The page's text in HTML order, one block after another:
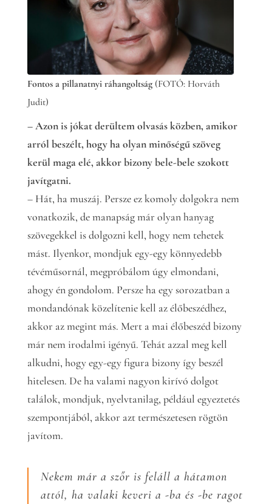
Fontos a pillanatnyi ráhangoltság(FOTÓ: Horváth
Judit)
– Azon is jókat derültem olvasás közben, amikor
arról beszélt, hogy ha olyan minőségű szöveg
kerül maga elé, akkor bizony bele-bele szokott
javítgatni.
– Hát, ha muszáj. Persze ez komoly dolgokra nem
vonatkozik, de manapság már olyan hanyag
szövegekkel is dolgozni kell, hogy nem tehetek
mást. Ilyenkor, mondjuk egy-egy könnyedebb
tévéműsornál, megpróbálom úgy elmondani,
ahogy én gondolom. Persze ha egy sorozatban a
mondandónak közelítenie kell az élőbeszédhez,
akkor az megint más. Mert a mai élőbeszéd bizony
már nem irodalmi igényű. Tehát azzal meg kell
alkudni, hogy egy-egy figura bizony így beszél
hitelesen. De ha valami nagyon kirívó dolgot
találok, mondjuk, nyelvtanilag, például egyeztetés
szempontjából, akkor azt természetesen rögtön
javítom.
Nekem már a szőr is feláll a hátamon
attól, ha valaki keveri a -ba és -be ragot